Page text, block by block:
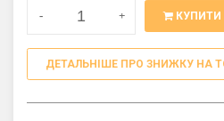
- + КУПИТИ
ДЕТАЛЬНІШЕ ПРО ЗНИЖКУ НА